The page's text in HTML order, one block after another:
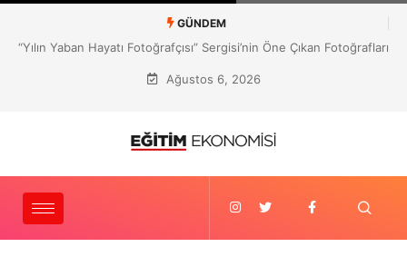
GÜNDEM
Mehmet Gültekin’e Birleşik Krallık’tan “Eğitim Doktorası”
Ağustos 6, 2026